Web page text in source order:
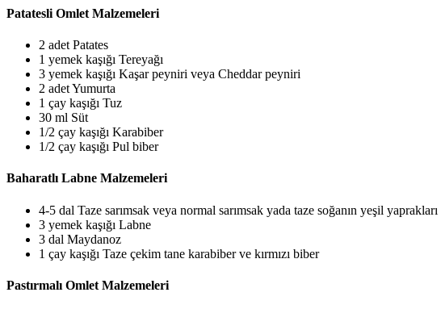
Patatesli Omlet Malzemeleri
2 adet Patates
1 yemek kaşığı Tereyağı
3 yemek kaşığı Kaşar peyniri veya Cheddar peyniri
2 adet Yumurta
1 çay kaşığı Tuz
30 ml Süt
1/2 çay kaşığı Karabiber
1/2 çay kaşığı Pul biber
Baharatlı Labne Malzemeleri
4-5 dal Taze sarımsak veya normal sarımsak yada taze soğanın yeşil yaprakları
3 yemek kaşığı Labne
3 dal Maydanoz
1 çay kaşığı Taze çekim tane karabiber ve kırmızı biber
Pastırmalı Omlet Malzemeleri